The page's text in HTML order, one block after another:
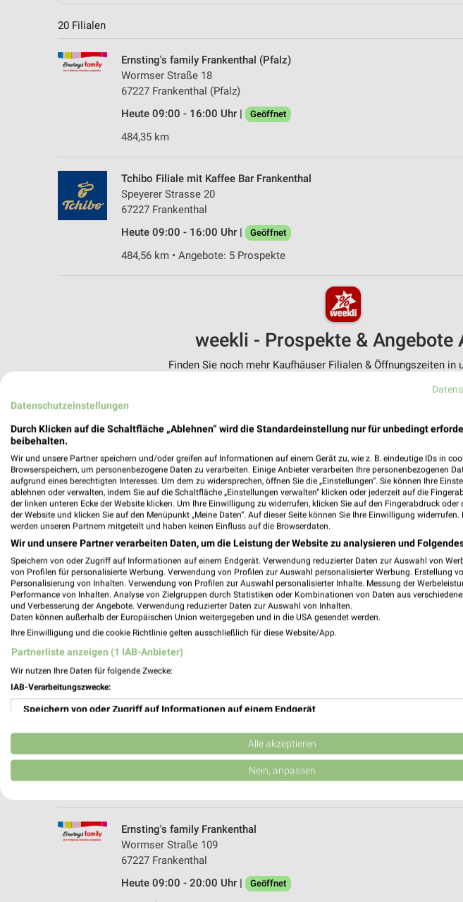
20 Filialen
Ernsting's family Frankenthal (Pfalz)
Wormser Straße 18
67227 Frankenthal (Pfalz)
Heute 09:00 - 16:00 Uhr |
Geöffnet
484,35 km
Tchibo Filiale mit Kaffee Bar Frankenthal
Speyerer Strasse 20
67227 Frankenthal
Heute 09:00 - 16:00 Uhr |
Geöffnet
484,56 km • Angebote: 5 Prospekte
weekli - Prospekte & Angebote
Finden Sie noch mehr Kaufhäuser Filialen & Öffnungszeiten in
✔Push-Benachrichtigungen bei neuen
Einkaufsliste - Einkauf stressfrei planen
Nutze weekli auch mobil – App jetzt laden oder QR-Code
KODi Frankenthal
Heute 09:00 - 17:00 Uhr | Geöffnet
Ernsting's family Frankenthal
Wormser Straße 109
67227 Frankenthal
Heute 09:00 - 20:00 Uhr |
Geöffnet
Datenschutzeinstellungen
Durch Klicken auf die Schaltfläche „Ablehnen“ wird die Standardeinstellung nur für unbedingt
beibehalten.
Wir und unsere Partner speichern und/oder greifen auf Informationen auf einem Gerät zu, wie z. B. eindeutige IDs in
Browserspeichern, um personenbezogene Daten zu verarbeiten. Einige Anbieter verarbeiten Ihre personenbezogenen
aufgrund eines berechtigten Interesses. Um dem zu widersprechen, öffnen Sie die „Einstellungen“. Sie können Ihre
ablehnen oder verwalten, indem Sie auf die Schaltfläche „Einstellungen verwalten“ klicken oder jederzeit auf die
der linken unteren Ecke der Website klicken. Um Ihre Einwilligung zu widerrufen, klicken Sie auf den Fingerabdruck oder
der Website und klicken Sie auf den Menüpunkt „Meine Daten“. Auf dieser Seite können Sie Ihre Einwilligung widerrufen.
werden unseren Partnern mitgeteilt und haben keinen Einfluss auf die Browserdaten.
Wir und unsere Partner verarbeiten Daten, um die Leistung der Website zu analysieren und
Speichern von oder Zugriff auf Informationen auf einem Endgerät. Verwendung reduzierter Daten zur Auswahl von
von Profilen für personalisierte Werbung. Verwendung von Profilen zur Auswahl personalisierter Werbung. Erstellung
Personalisierung von Inhalten. Verwendung von Profilen zur Auswahl personalisierter Inhalte. Messung der
Performance von Inhalten. Analyse von Zielgruppen durch Statistiken oder Kombinationen von Daten aus
und Verbesserung der Angebote. Verwendung reduzierter Daten zur Auswahl von Inhalten.
Daten können außerhalb der Europäischen Union weitergegeben und in die USA gesendet werden.
Ihre Einwilligung und die cookie Richtlinie gelten ausschließlich für diese Website/App.
Partnerliste anzeigen (1 IAB-Anbieter)
Wir nutzen Ihre Daten für folgende Zwecke:
IAB-Verarbeitungszwecke:
Speichern von oder Zugriff auf Informationen auf einem Endgerät
Verwendung reduzierter Daten zur Auswahl von Werbeanzeigen
Erstellung von Profilen für personalisierte Werbung
Erstellung von Profilen zur Personalisierung von Inhalten
Verwendung von Profilen zur Auswahl personalisierter Inhalte
Messung der Werbeleistung
Alle akzeptieren
Nein, anpassen